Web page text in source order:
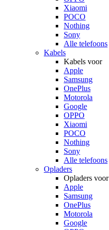
Xiaomi
POCO
Nothing
Sony
Alle telefoons
Kabels
Kabels voor
Apple
Samsung
OnePlus
Motorola
Google
OPPO
Xiaomi
POCO
Nothing
Sony
Alle telefoons
Opladers
Opladers voor
Apple
Samsung
OnePlus
Motorola
Google